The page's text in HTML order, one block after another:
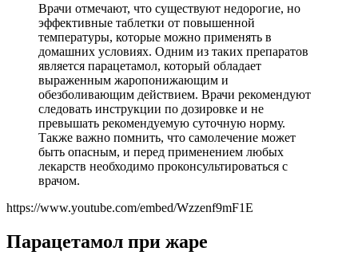
Врачи отмечают, что существуют недорогие, но
эффективные таблетки от повышенной
температуры, которые можно применять в
домашних условиях. Одним из таких препаратов
является парацетамол, который обладает
выраженным жаропонижающим и
обезболивающим действием. Врачи рекомендуют
следовать инструкции по дозировке и не
превышать рекомендуемую суточную норму.
Также важно помнить, что самолечение может
быть опасным, и перед применением любых
лекарств необходимо проконсультироваться с
врачом.
https://www.youtube.com/embed/Wzzenf9mF1E
Парацетамол при жаре